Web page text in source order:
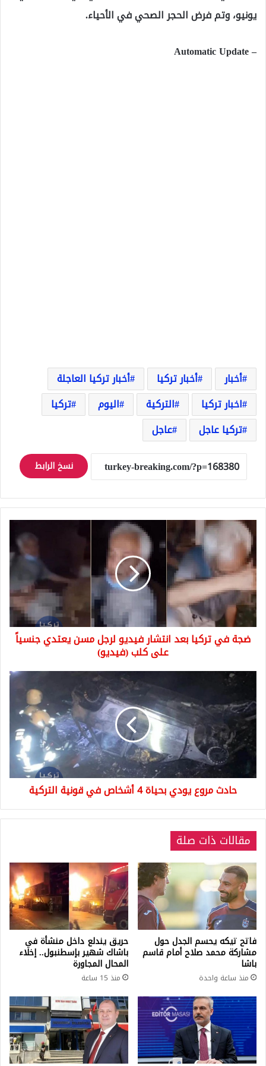
يونيو، وتم فرض الحجر الصحي في الأحياء.
– Automatic Update
أخبار أخبار تركيا
أخبار تركيا العاجلة
اخبار تركيا
التركية اليوم
تركيا
تركيا عاجل
عاجل
نسخ الرابط
ضجة
في
تركيا
بعد
انتشار
فيديو
لرجل
مسن
يعتدي
جنسياً
(فيديو)
ضجة في تركيا بعد انتشار فيديو لرجل مسن يعتدي جنسياً
على كلب (فيديو)
حادث
يودي
بحياة
أشخاص
في
قونية
التركية
حادث مروع يودي بحياة 4 أشخاص في قونية التركية
مقالات ذات صلة
فاتح تيكه يحسم الجدل حول
مشاركة محمد صلاح أمام قاسم
باشا
منذ ساعة واحدة
حريق يندلع داخل منشأة في
باشاك شهير بإسطنبول.. إخلاء
المحال المجاورة
منذ 15 ساعة